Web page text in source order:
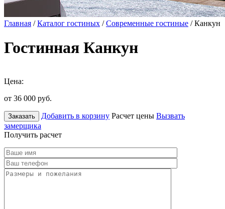
Главная /Каталог гостиных /Современные гостиные / Канкун
Гостинная Канкун
Цена:
от 36 000 руб.
Заказать Добавить в корзину Расчет цены Вызвать
замерщика
Получить расчет